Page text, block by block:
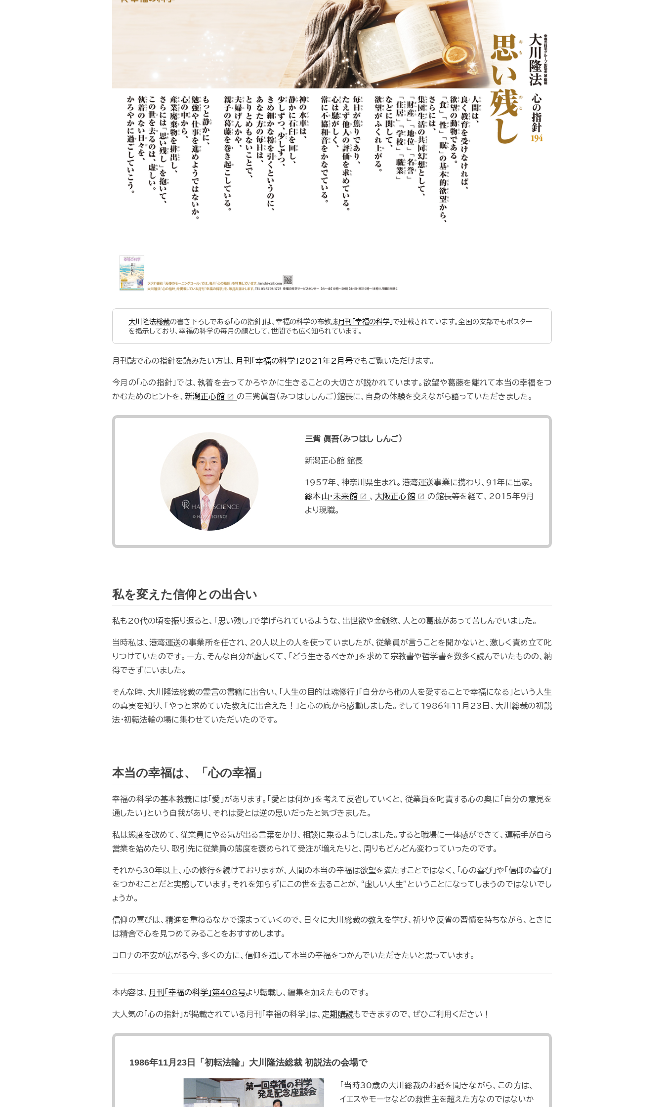
大川隆法総裁の書き下ろしである「心の指針」は、幸福の科学の布教誌月刊「幸福の科学」で連載されています。全国の支部でもポスター
を掲示しており、幸福の科学の毎月の顔として、世間でも広く知られています。
月刊誌で心の指針を読みたい方は、 月刊「幸福の科学」2021年2月号でもご覧いただけます。
今月の「心の指針」では、執着を去ってかろやかに生きることの大切さが説かれています。欲望や葛藤を離れて本当の幸福をつ
かむためのヒントを、 新潟正心館 open_in_new の三觜眞吾（みつはししんご）館長に、自身の体験を交えながら語っていただきました。
三觜 眞吾（みつはし しんご）
新潟正心館 館長
1957年、神奈川県生まれ。港湾運送事業に携わり、91年に出家。
総本山・未来館 open_in_new 、 大阪正心館 open_in_new の館長等を経て、2015年９月
より現職。
私を変えた信仰との出合い
私も20代の頃を振り返ると、「思い残し」で挙げられているような、出世欲や金銭欲、人との葛藤があって苦しんでいました。
当時私は、港湾運送の事業所を任され、20人以上の人を使っていましたが、従業員が言うことを聞かないと、激しく責め立て叱
りつけていたのです。一方、そんな自分が虚しくて、「どう生きるべきか」を求めて宗教書や哲学書を数多く読んでいたものの、納
得できずにいました。
そんな時、大川隆法総裁の霊言の書籍に出合い、「人生の目的は魂修行」「自分から他の人を愛することで幸福になる」という人生
の真実を知り、「やっと求めていた教えに出合えた！」と心の底から感動しました。そして1986年11月23日、大川総裁の初説
法・初転法輪の場に集わせていただいたのです。
本当の幸福は、「心の幸福」
幸福の科学の基本教義には「愛」があります。「愛とは何か」を考えて反省していくと、従業員を叱責する心の奥に「自分の意見を
通したい」という自我があり、それは愛とは逆の思いだったと気づきました。
私は態度を改めて、従業員にやる気が出る言葉をかけ、相談に乗るようにしました。すると職場に一体感ができて、運転手が自ら
営業を始めたり、取引先に従業員の態度を褒められて受注が増えたりと、周りもどんどん変わっていったのです。
それから30年以上、心の修行を続けておりますが、人間の本当の幸福は欲望を満たすことではなく、「心の喜び」や「信仰の喜び」
をつかむことだと実感しています。それを知らずにこの世を去ることが、“虚しい人生”ということになってしまうのではないでし
ょうか。
信仰の喜びは、精進を重ねるなかで深まっていくので、日々に大川総裁の教えを学び、祈りや反省の習慣を持ちながら、ときに
は精舎で心を見つめてみることをおすすめします。
コロナの不安が広がる今、多くの方に、信仰を通して本当の幸福をつかんでいただきたいと思っています。
本内容は、 月刊「幸福の科学」第408号より転載し、編集を加えたものです。
大人気の「心の指針」が掲載されている月刊「幸福の科学」は、 定期購読もできますので、ぜひご利用ください！
1986年11月23日「初転法輪」大川隆法総裁 初説法の会場で
「当時30歳の大川総裁のお話を聞きながら、この方は、
イエスやモーセなどの救世主を超えた方なのではないか